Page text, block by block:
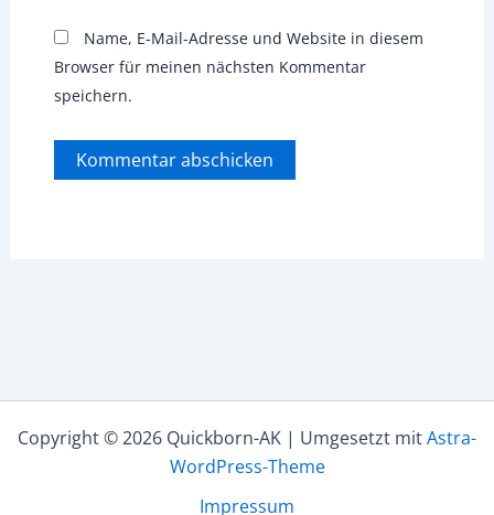
Name, E-Mail-Adresse und Website in diesem
Browser für meinen nächsten Kommentar
speichern.
Copyright © 2026 Quickborn-AK | Umgesetzt mitAstra-
WordPress-Theme
Impressum